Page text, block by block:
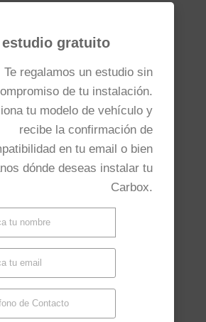
gratuito
Te regalamos un estudio sin
de tu instalación.
tu modelo de vehículo y
recibe la confirmación de
en tu email o bien
dónde deseas instalar tu
Carbox.